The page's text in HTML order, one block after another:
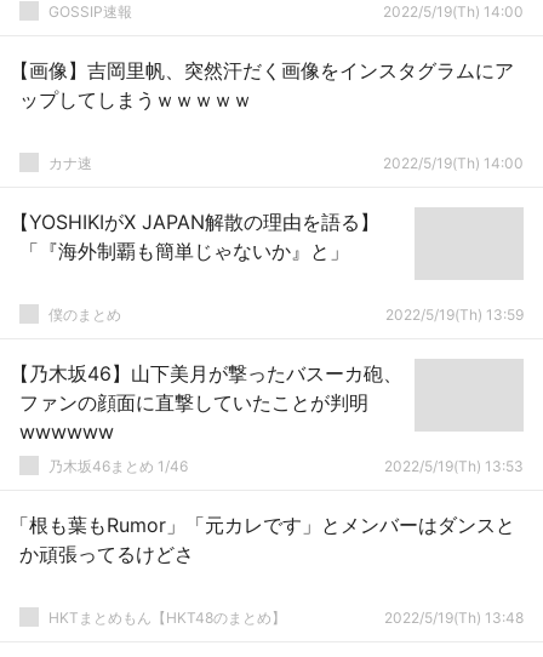
GOSSIP速報 2022/5/19(Th) 14:00
【画像】吉岡里帆、突然汗だく画像をインスタグラムにア
ップしてしまうｗｗｗｗｗ
カナ速 2022/5/19(Th) 14:00
【YOSHIKIがX JAPAN解散の理由を語る】
「『海外制覇も簡単じゃないか』と」
僕のまとめ 2022/5/19(Th) 13:59
【乃木坂46】山下美月が撃ったバスーカ砲、
ファンの顔面に直撃していたことが判明
wwwwww
乃木坂46まとめ 1/46 2022/5/19(Th) 13:53
「根も葉もRumor」「元カレです」とメンバーはダンスと
か頑張ってるけどさ
HKTまとめもん【HKT48のまとめ】 2022/5/19(Th) 13:48